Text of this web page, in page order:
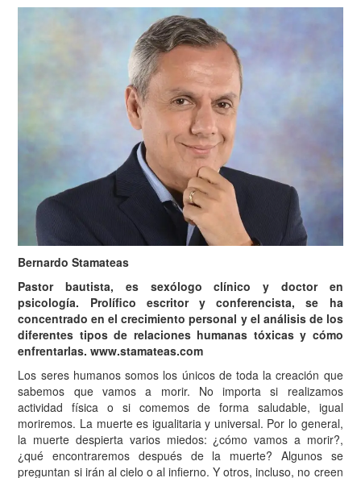
Bernardo Stamateas
Pastor bautista, es sexólogo clínico y doctor en
psicología. Prolífico escritor y conferencista, se ha
concentrado en el crecimiento personal y el análisis de los
diferentes tipos de relaciones humanas tóxicas y cómo
enfrentarlas. www.stamateas.com
Los seres humanos somos los únicos de toda la creación que
sabemos que vamos a morir. No importa si realizamos
actividad física o si comemos de forma saludable, igual
moriremos. La muerte es igualitaria y universal. Por lo general,
la muerte despierta varios miedos: ¿cómo vamos a morir?,
¿qué encontraremos después de la muerte? Algunos se
preguntan si irán al cielo o al infierno. Y otros, incluso, no creen